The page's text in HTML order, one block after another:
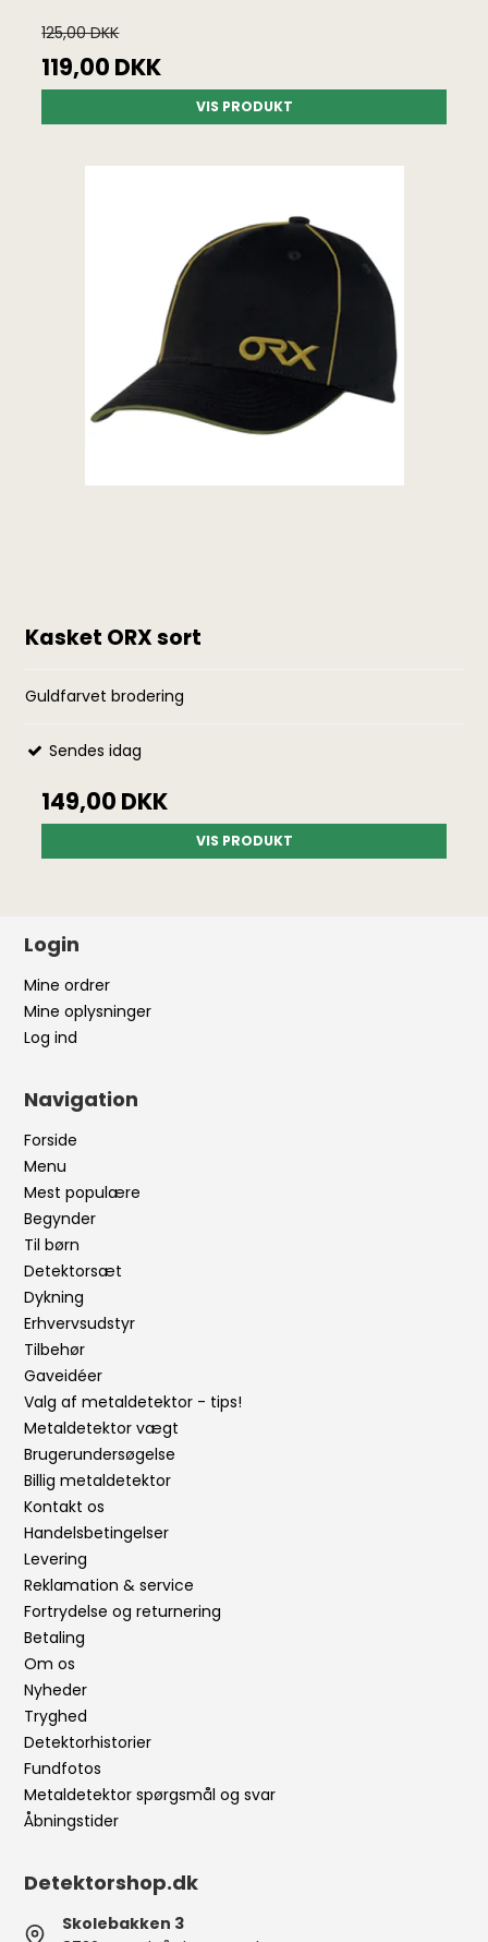
125,00 DKK
119,00 DKK
VIS PRODUKT
Kasket ORX sort
Guldfarvet brodering
Sendes idag
149,00 DKK
VIS PRODUKT
Login
Mine ordrer
Mine oplysninger
Log ind
Navigation
Forside
Menu
Mest populære
Begynder
Til børn
Detektorsæt
Dykning
Erhvervsudstyr
Tilbehør
Gaveidéer
Valg af metaldetektor - tips!
Metaldetektor vægt
Brugerundersøgelse
Billig metaldetektor
Kontakt os
Handelsbetingelser
Levering
Reklamation & service
Fortrydelse og returnering
Betaling
Om os
Nyheder
Tryghed
Detektorhistorier
Fundfotos
Metaldetektor spørgsmål og svar
Åbningstider
Detektorshop.dk
Skolebakken 3